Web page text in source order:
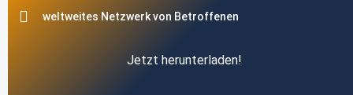
weltweites Netzwerk von Betroffenen
Jetzt herunterladen!